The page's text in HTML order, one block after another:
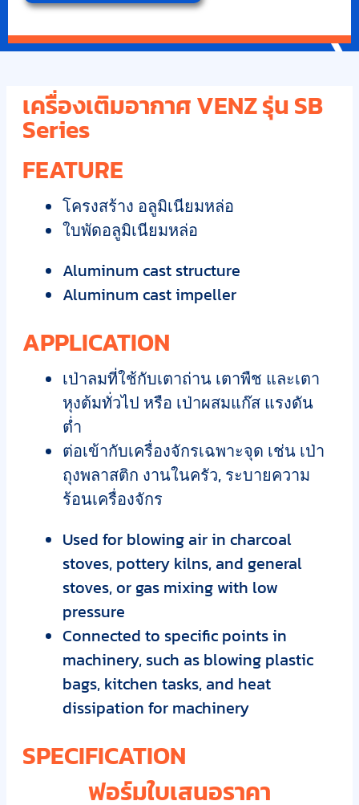
เครื่องเติมอากาศ VENZ รุ่น SB
Series
FEATURE
โครงสร้าง อลูมิเนียมหล่อ
ใบพัดอลูมิเนียมหล่อ
Aluminum cast structure
Aluminum cast impeller
APPLICATION
เป่าลมที่ใช้กับเตาถ่าน เตาพืช และเตา
หุงต้มทั่วไป หรือ เป่าผสมแก๊ส แรงดัน
ต่ำ
ต่อเข้ากับเครื่องจักรเฉพาะจุด เช่น เป่า
ถุงพลาสติก งานในครัว, ระบายความ
ร้อนเครื่องจักร
Used for blowing air in charcoal
stoves, pottery kilns, and general
stoves, or gas mixing with low
pressure
Connected to specific points in
machinery, such as blowing plastic
bags, kitchen tasks, and heat
dissipation for machinery
SPECIFICATION
ฟอร์มใบเสนอราคา